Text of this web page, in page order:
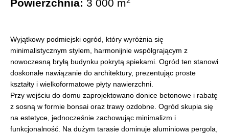
Powierzchnia: 3 000 m
Wyjątkowy podmiejski ogród, który wyróżnia się
minimalistycznym stylem, harmonijnie współgrającym z
nowoczesną bryłą budynku pokrytą spiekami. Ogród ten stanowi
doskonałe nawiązanie do architektury, prezentując proste
kształty i wielkoformatowe płyty nawierzchni.
Przy wejściu do domu zaprojektowano donice betonowe i rabatę
z sosną w formie bonsai oraz trawy ozdobne. Ogród skupia się
na estetyce, jednocześnie zachowując minimalizm i
funkcjonalność. Na dużym tarasie dominuje aluminiowa pergola,